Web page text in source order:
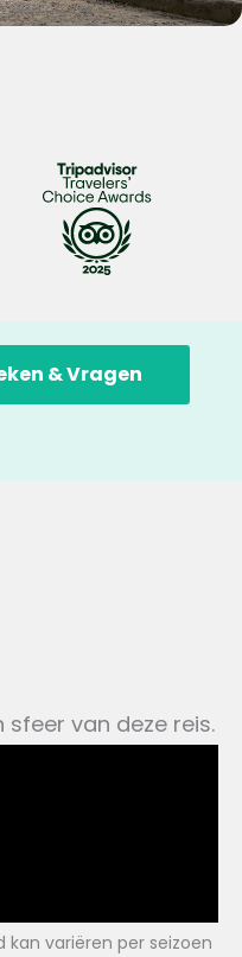
& Vragen
sfeer van deze reis.
variëren per seizoen